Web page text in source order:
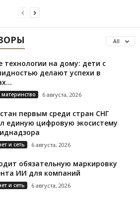
All
технологии на дому: дети с
делают успехи в
6 августа, 2026
первым среди стран СНГ
единую цифровую экосистему
и сеть 6 августа, 2026
обязательную маркировку
ИИ для компаний
и сеть 6 августа, 2026